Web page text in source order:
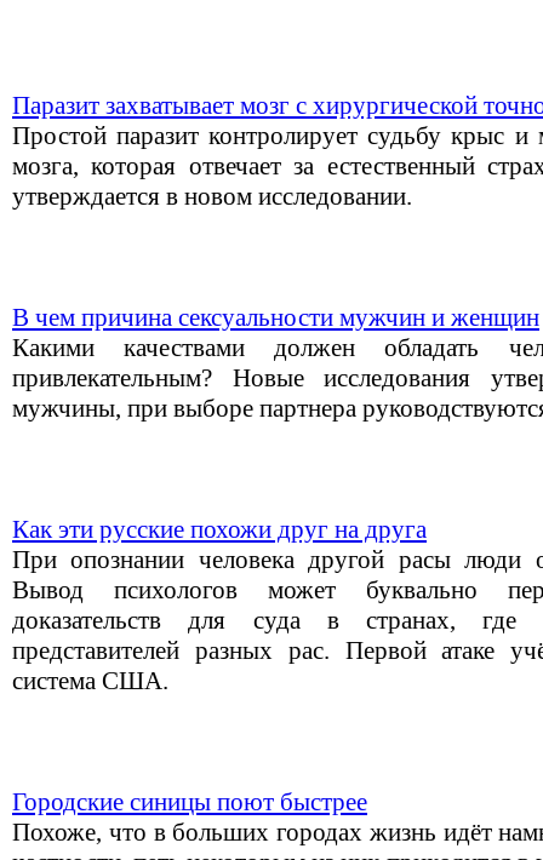
Паразит захватывает мозг с хирургической
Простой паразит контролирует судьбу крыс и
мозга, которая отвечает за естественный
утверждается в новом исследовании.
В чем причина сексуальности мужчин и женщин
Какими качествами должен обладать
привлекательным? Новые исследования
мужчины, при выборе партнера
Как эти русские похожи друг на друга
При опознании человека другой расы люди
Вывод психологов может буквально
доказательств для суда в странах,
представителей разных рас. Первой атаке
система США.
Городские синицы поют быстрее
Похоже, что в больших городах жизнь идёт